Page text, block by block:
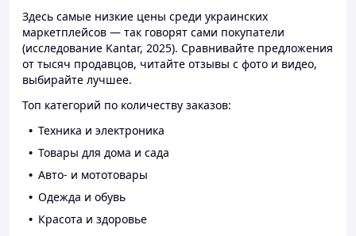
Здесь самые низкие цены среди украинских
маркетплейсов — так говорят сами покупатели
(исследование Kantar, 2025). Сравнивайте предложения
от тысяч продавцов, читайте отзывы с фото и видео,
выбирайте лучшее.
Топ категорий по количеству заказов:
Техника и электроника
Товары для дома и сада
Авто- и мототовары
Одежда и обувь
Красота и здоровье